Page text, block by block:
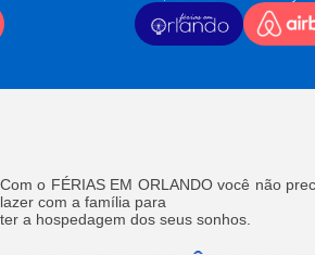
Com o FÉRIAS EM ORLANDO você não
lazer com a família para
ter a hospedagem dos seus sonhos.